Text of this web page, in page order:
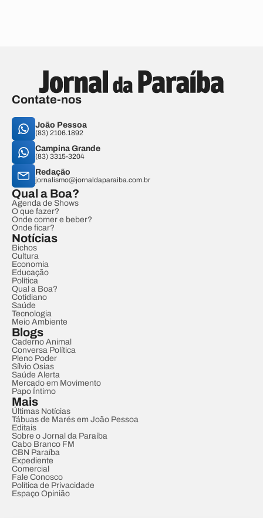
Contate-nos
João Pessoa
(83) 2106.1892
Campina Grande
(83) 3315-3204
Redação
jornalismo@jornaldaparaiba.com.br
Qual a Boa?
Agenda de Shows
O que fazer?
Onde comer e beber?
Onde ficar?
Notícias
Bichos
Cultura
Economia
Educação
Política
Qual a Boa?
Cotidiano
Saúde
Tecnologia
Meio Ambiente
Blogs
Caderno Animal
Conversa Política
Pleno Poder
Sílvio Osias
Saúde Alerta
Mercado em Movimento
Papo Íntimo
Mais
Últimas Notícias
Tábuas de Marés em João Pessoa
Editais
Sobre o Jornal da Paraíba
Cabo Branco FM
CBN Paraíba
Expediente
Comercial
Fale Conosco
Política de Privacidade
Espaço Opinião